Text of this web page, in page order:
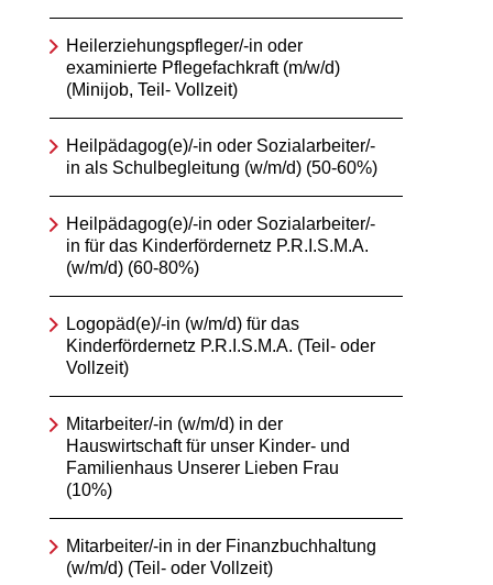
Heilerziehungspfleger/-in oder
examinierte Pflegefachkraft (m/w/d)
(Minijob, Teil- Vollzeit)
Heilpädagog(e)/-in oder Sozialarbeiter/-
in als Schulbegleitung (w/m/d) (50-60%)
Heilpädagog(e)/-in oder Sozialarbeiter/-
in für das Kinderfördernetz P.R.I.S.M.A.
(w/m/d) (60-80%)
Logopäd(e)/-in (w/m/d) für das
Kinderfördernetz P.R.I.S.M.A. (Teil- oder
Vollzeit)
Mitarbeiter/-in (w/m/d) in der
Hauswirtschaft für unser Kinder- und
Familienhaus Unserer Lieben Frau
(10%)
Mitarbeiter/-in in der Finanzbuchhaltung
(w/m/d) (Teil- oder Vollzeit)